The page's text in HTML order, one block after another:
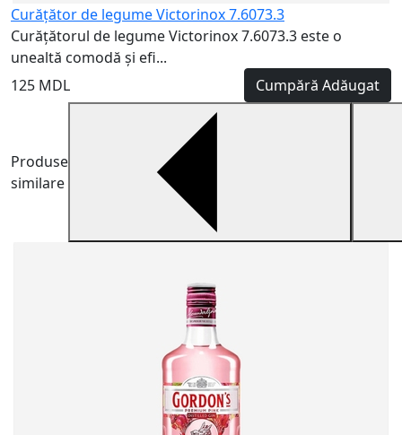
Curățător de legume Victorinox 7.6073.3
Curățătorul de legume Victorinox 7.6073.3 este o
unealtă comodă și efi...
125 MDL
Cumpără Adăugat
Produse
similare